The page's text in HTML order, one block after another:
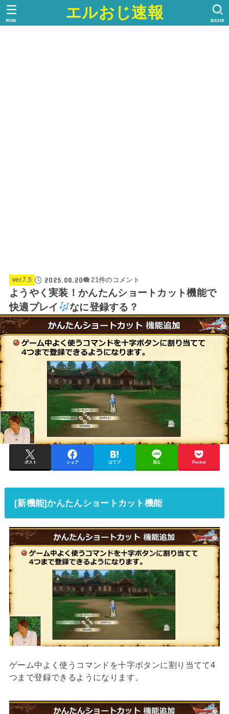
エルおじ速報 SEARCH
MENU
ver.7.5 2025.08.20 21件のコメント
ようやく実装！かんたんショートカット機能で
快適プレイ
なに登録する？
ポスト シェア はてブ 送る Pocket
[新機能]かんたんショートカット機能
ゲーム中よく使うコマンドを十字ボタンに割り当てて4
つまで登録できるようになります。